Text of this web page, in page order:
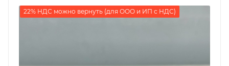
22% НДС можно вернуть (для ООО и ИП с НДС)